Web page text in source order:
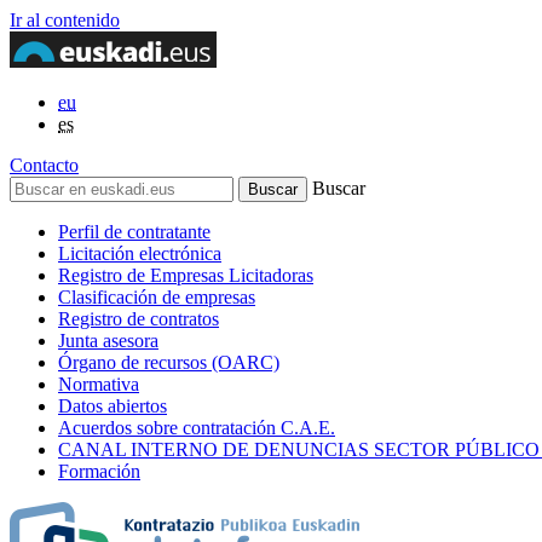
Ir al contenido
eu
es
Contacto
Buscar
Perfil de contratante
Licitación electrónica
Registro de Empresas Licitadoras
Clasificación de empresas
Registro de contratos
Junta asesora
Órgano de recursos (OARC)
Normativa
Datos abiertos
Acuerdos sobre contratación C.A.E.
CANAL INTERNO DE DENUNCIAS SECTOR
Formación